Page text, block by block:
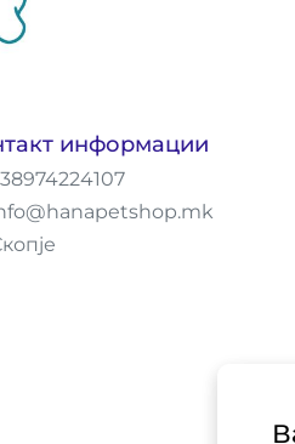
информации